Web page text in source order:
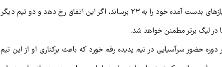
بازی بیرون از خانه است تا به واسطه آن عدد امتیازهای بدست آمده خود را به ۲۳ برساند، اگر این اتفاق رخ دهد و دو تیم دیگر
در لیگ برتر مطمئن خواهد شد.
حضور سرآسیایی در تیم پدیده رقم خورد که باعث برکناری او از این تیم